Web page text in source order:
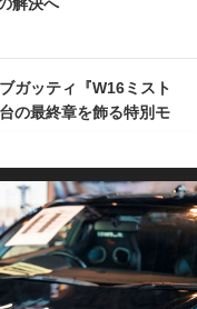
ガッティ『W16ミスト
の最終章を飾る特別モ